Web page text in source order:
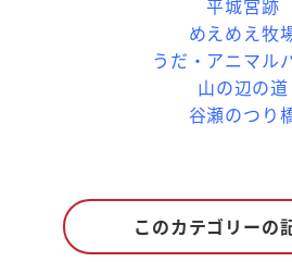
平城宮跡
めえめえ牧
うだ・アニマル
山の辺の道
谷瀬のつり
このカテゴリーの